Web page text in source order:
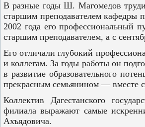
В разные годы Ш. Магомедов
старшим преподавателем кафедры
2002 года его профессиональный
старшим преподавателем, а с
Его отличали глубокий
и коллегам. За годы работы он
в развитие образовательного
прекрасным семьянином — вместе
Коллектив Дагестанского
филиала выражают самые
Ахъядовича.